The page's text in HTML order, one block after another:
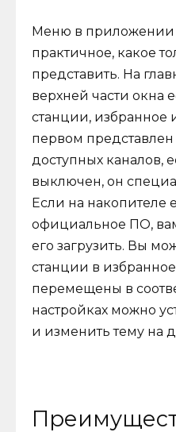
Меню в приложении
практичное, какое
представить. На
верхней части окна
станции, избранное
первом представлен
доступных каналов,
выключен, он
Если на накопителе
официальное ПО,
его загрузить. Вы
станции в
перемещены в
настройках можно
и изменить тему на